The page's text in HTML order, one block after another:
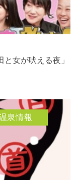
女が吠える夜」
泉情報